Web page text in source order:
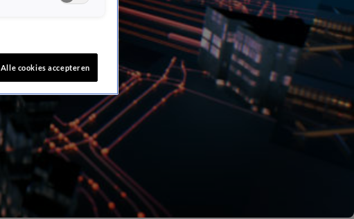
Alle cookies accepteren